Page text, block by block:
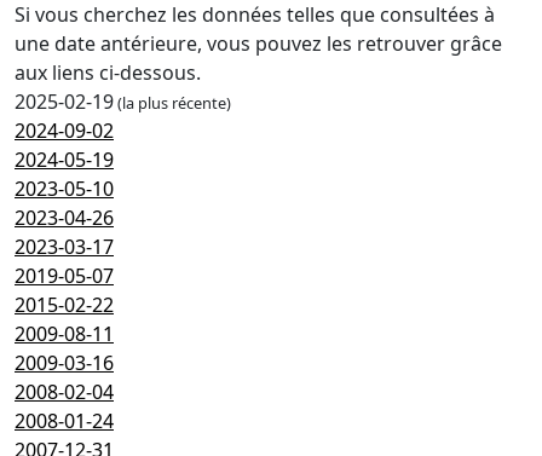
Si vous cherchez les données telles que consultées à
une date antérieure, vous pouvez les retrouver grâce
aux liens ci-dessous.
2025-02-19(la plus récente)
2024-09-02
2024-05-19
2023-05-10
2023-04-26
2023-03-17
2019-05-07
2015-02-22
2009-08-11
2009-03-16
2008-02-04
2008-01-24
2007-12-31